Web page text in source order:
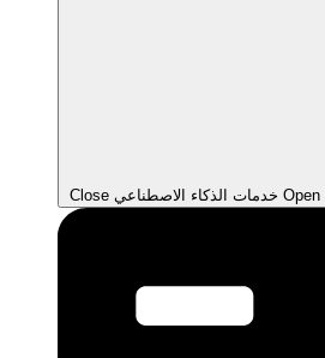
Close خدمات الذكاء الاصطناعي